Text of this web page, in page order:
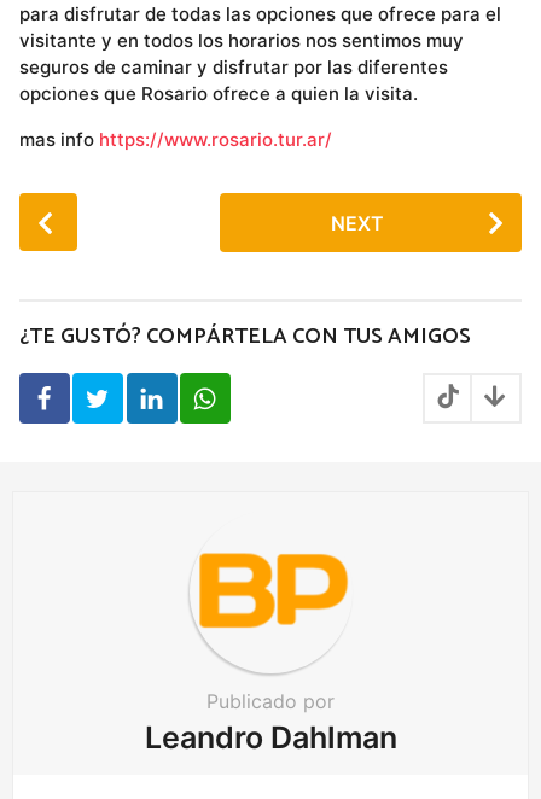
para disfrutar de todas las opciones que ofrece para el
visitante y en todos los horarios nos sentimos muy
seguros de caminar y disfrutar por las diferentes
opciones que Rosario ofrece a quien la visita.
mas info https://www.rosario.tur.ar/
P
o
P
a
i
NEXT
¿TE GUSTÓ? COMPÁRTELA CON TUS AMIGOS
Publicado por
Leandro Dahlman